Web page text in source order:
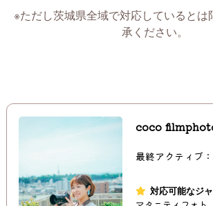
※ただし茨城県全域で対応しているとは
承ください。
coco
最終アクティブ
対応可能なジ